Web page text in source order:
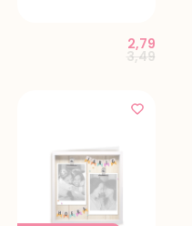
from Price
3,49to
2,79